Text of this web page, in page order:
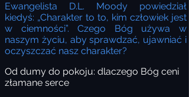
Ewangelista D.L. Moody powiedział
kiedyś: „Charakter to to, kim człowiek jest
w ciemności”. Czego Bóg używa w
naszym życiu, aby sprawdzać, ujawniać i
oczyszczać nasz charakter?
Od dumy do pokoju: dlaczego Bóg ceni
złamane serce